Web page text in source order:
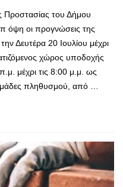
Προστασίας του Δήμου
όψη οι προγνώσεις της
Δευτέρα 20 Ιουλίου μέχρι
χώρος υποδοχής
μέχρι τις 8:00 μ.μ. ως
πληθυσμού, από …